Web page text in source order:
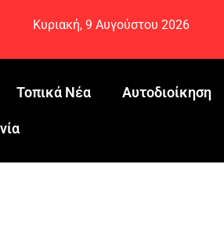
Κυριακή, 9 Αυγούστου 2026
Τοπικά Νέα Αυτοδιοίκηση